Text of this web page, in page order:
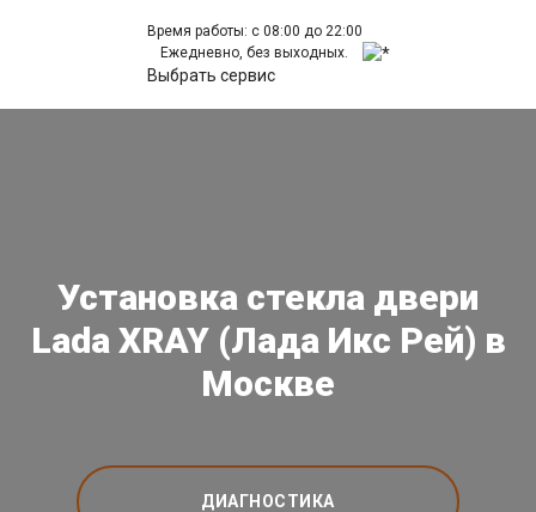
Время работы: с 08:00 до 22:00
Ежедневно, без выходных.
Выбрать сервис
Установка стекла двери
Lada XRAY (Лада Икс Рей) в
Москве
ДИАГНОСТИКА